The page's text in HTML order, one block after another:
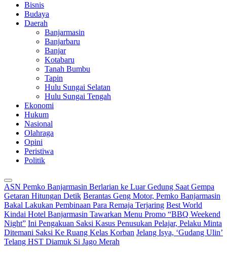
Bisnis
Budaya
Daerah
Banjarmasin
Banjarbaru
Banjar
Kotabaru
Tanah Bumbu
Tapin
Hulu Sungai Selatan
Hulu Sungai Tengah
Ekonomi
Hukum
Nasional
Olahraga
Opini
Peristiwa
Politik
ASN Pemko Banjarmasin Berlarian ke Luar Gedung Saat Gempa
Getaran Hitungan Detik Berantas Geng Motor, Pemko Banjarmasin
Bakal Lakukan Pembinaan Para Remaja Terjaring Best World
Kindai Hotel Banjarmasin Tawarkan Menu Promo “BBQ Weekend
Night” Ini Pengakuan Saksi Kasus Penusukan Pelajar, Pelaku Minta
Ditemani Saksi Ke Ruang Kelas Korban Jelang Isya, ‘Gudang Ulin’
Telang HST Diamuk Si Jago Merah